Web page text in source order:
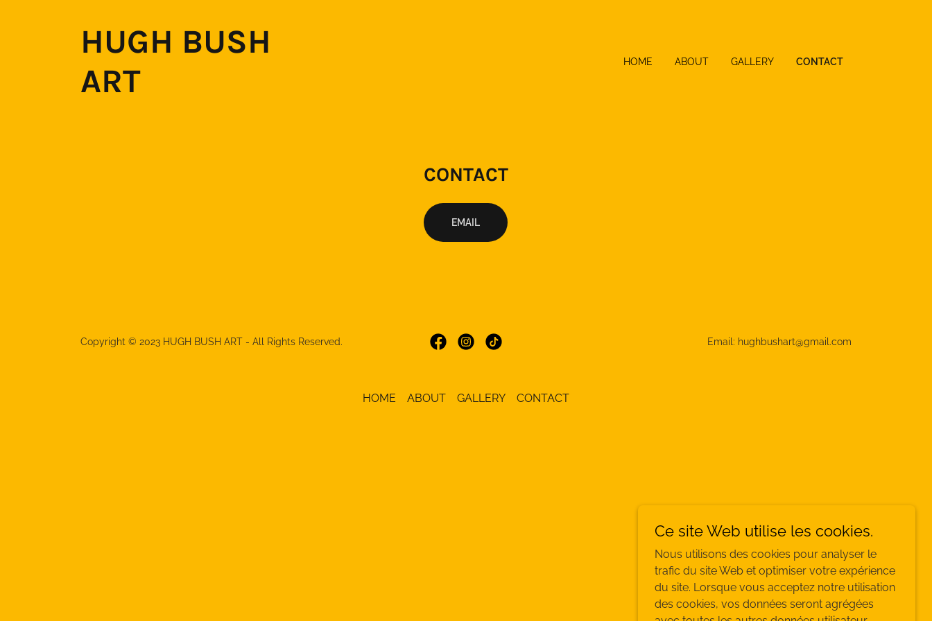
HUGH BUSH
ART
HOME ABOUT GALLERY CONTACT
CONTACT
EMAIL
Copyright © 2023 HUGH BUSH ART - All Rights Reserved. Email: hughbushart@gmail.com
HOME ABOUT GALLERY CONTACT
Ce site Web utilise les cookies.
Nous utilisons des cookies pour analyser le
trafic du site Web et optimiser votre expérience
du site. Lorsque vous acceptez notre utilisation
des cookies, vos données seront agrégées